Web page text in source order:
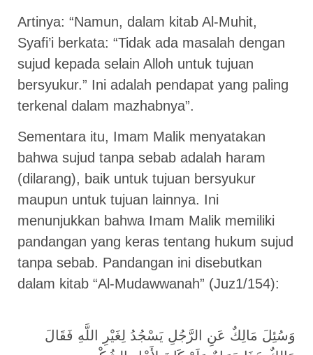
Artinya: “Namun, dalam kitab Al-Muhit,
Syafi’i berkata: “Tidak ada masalah dengan
sujud kepada selain Alloh untuk tujuan
bersyukur.” Ini adalah pendapat yang paling
terkenal dalam mazhabnya”.
Sementara itu, Imam Malik menyatakan
bahwa sujud tanpa sebab adalah haram
(dilarang), baik untuk tujuan bersyukur
maupun untuk tujuan lainnya. Ini
menunjukkan bahwa Imam Malik memiliki
pandangan yang keras tentang hukum sujud
tanpa sebab. Pandangan ini disebutkan
dalam kitab “Al-Mudawwanah” (Juz1/154):
وَسُئِلَ مَالِكٌ عَنِ الرَّجُلِ يَسْجُدُ لِغَيْرِ اللَّهِ فَقَالَ